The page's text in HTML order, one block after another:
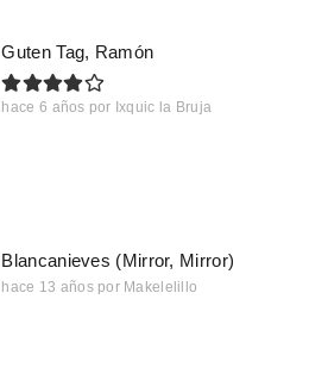
Guten Tag, Ramón
hace 6 años por Ixquic la Bruja
Blancanieves (Mirror, Mirror)
hace 13 años por Makelelillo